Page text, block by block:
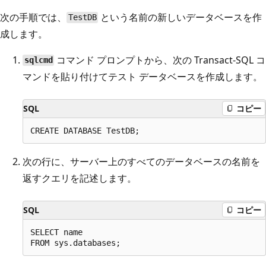
次の手順では、 TestDB という名前の新しいデータベースを作
成します。
sqlcmd
コマンド プロンプトから、次の Transact-SQL コ
マンドを貼り付けてテスト データベースを作成します。
SQL コピー
次の行に、サーバー上のすべてのデータベースの名前を
返すクエリを記述します。
SQL コピー
SELECT name